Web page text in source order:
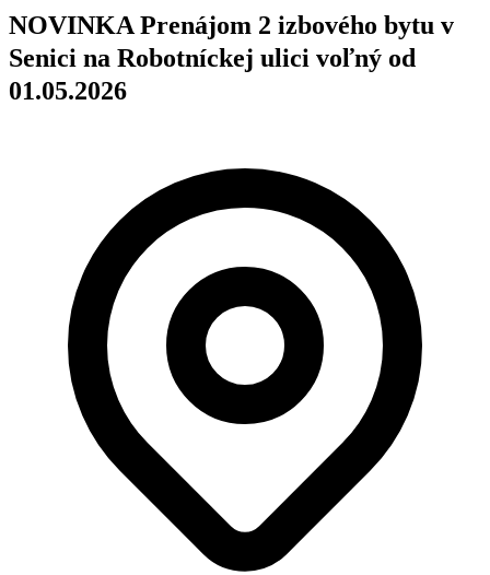
NOVINKA Prenájom 2 izbového bytu v
Senici na Robotníckej ulici voľný od
01.05.2026